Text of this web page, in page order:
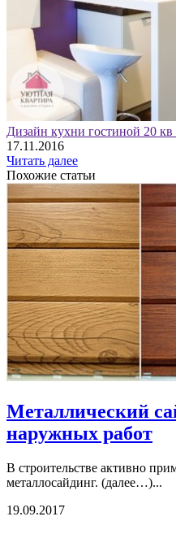
Дизайн кухни гостиной 20
17.11.2016
Читать далее
Похожие статьи
Металлический
наружных работ
В строительстве активно
металлосайдинг. (далее…)...
19.09.2017